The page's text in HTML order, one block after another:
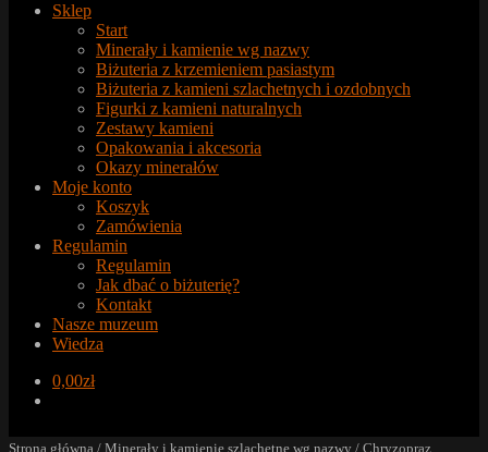
Sklep
Start
Minerały i kamienie wg nazwy
Biżuteria z krzemieniem pasiastym
Biżuteria z kamieni szlachetnych i ozdobnych
Figurki z kamieni naturalnych
Zestawy kamieni
Opakowania i akcesoria
Okazy minerałów
Moje konto
Koszyk
Zamówienia
Regulamin
Regulamin
Jak dbać o biżuterię?
Kontakt
Nasze muzeum
Wiedza
0,00zł
Strona główna / Minerały i kamienie szlachetne wg nazwy / Chryzopraz